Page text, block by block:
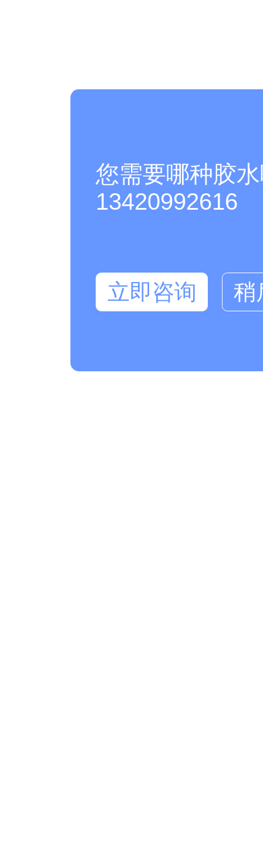
您需要哪种胶
13420992616
立即咨询 稍